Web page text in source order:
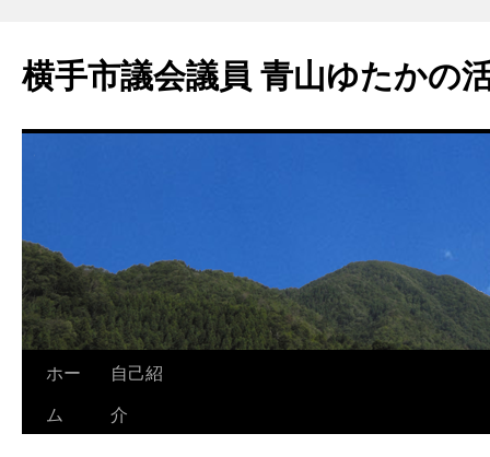
横手市議会議員 青山ゆたかの
ホー
ム
自己紹
介